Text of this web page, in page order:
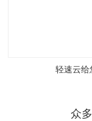
轻速云给
众